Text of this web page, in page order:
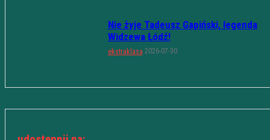
Nie żyje Tadeusz Gapiński, legenda
Widzewa Łódź!
ekstraklasa 2026-07-30